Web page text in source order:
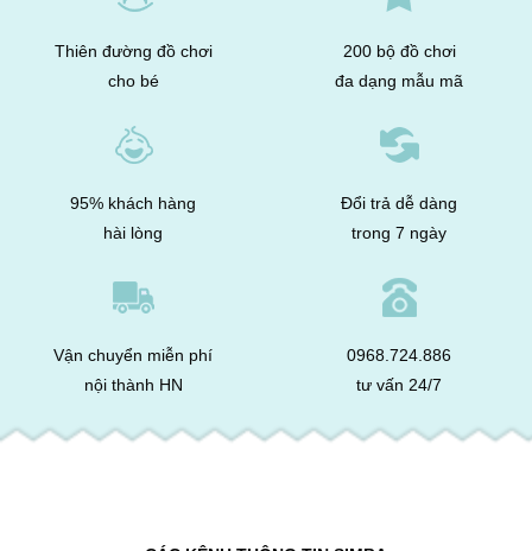
Thiên đường đồ chơi
cho bé
200 bộ đồ chơi
đa dạng mẫu mã
95% khách hàng
hài lòng
Đổi trả dễ dàng
trong 7 ngày
Vận chuyển miễn phí
nội thành HN
0968.724.886
tư vấn 24/7